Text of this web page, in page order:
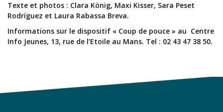
Texte et photos : Clara König, Maxi Kisser, Sara Peset
Rodríguez et Laura Rabassa Breva.
Informations sur le dispositif « Coup de pouce » au Centre
Info Jeunes, 13, rue de l’Etoile au Mans. Tel : 02 43 47 38 50.